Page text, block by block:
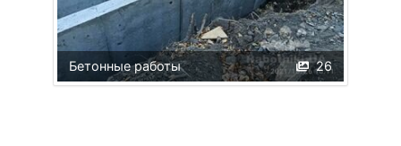
26
Бетонные работы